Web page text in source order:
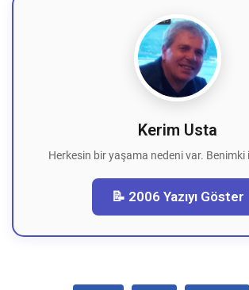
Kerim Usta
Herkesin bir yaşama nedeni var. Benimki
📝 2006 Yazıyı Göster